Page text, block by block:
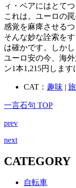
ィ・ベアにはとて
これは。ユーロの
感覚を麻痺させるつ
そんな妙な詮索を
は確かです。しか
ユーロ安の今、海
ン1本1,215円します
CAT： 趣味 |
一言石句 TOP
prev
next
CATEGORY
自転車